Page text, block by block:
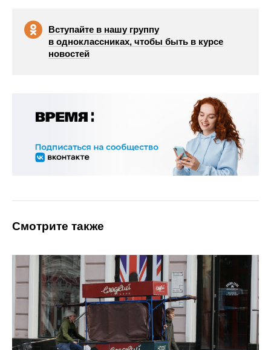
Вступайте в нашу группу
в одноклассниках, чтобы быть в курсе
новостей
Смотрите также